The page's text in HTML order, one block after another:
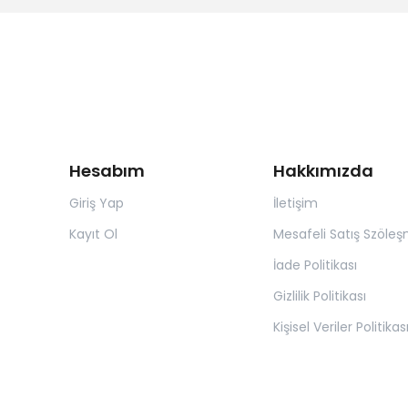
Hesabım
Giriş Yap
Kayıt Ol
Hakkımızda
İletişim
Mesafeli Satış
İade Politikası
Gizlilik Politikası
Kişisel Veriler Politikası